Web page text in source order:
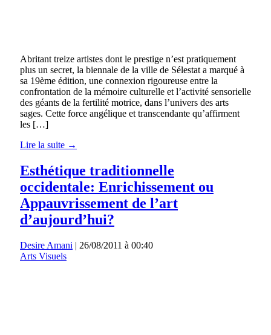
Abritant treize artistes dont le prestige n’est pratiquement
plus un secret, la biennale de la ville de Sélestat a marqué à
sa 19ème édition, une connexion rigoureuse entre la
confrontation de la mémoire culturelle et l’activité sensorielle
des géants de la fertilité motrice, dans l’univers des arts
sages. Cette force angélique et transcendante qu’affirment
les […]
Lire la suite →
Esthétique traditionnelle
occidentale: Enrichissement ou
Appauvrissement de l’art
d’aujourd’hui?
Desire Amani | 26/08/2011 à 00:40
Arts Visuels